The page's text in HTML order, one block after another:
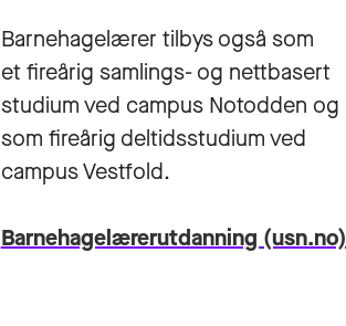
Barnehagelærer tilbys også som
et fireårig samlings- og nettbasert
studium ved campus Notodden og
som fireårig deltidsstudium ved
campus Vestfold.
Barnehagelærerutdanning (usn.no)